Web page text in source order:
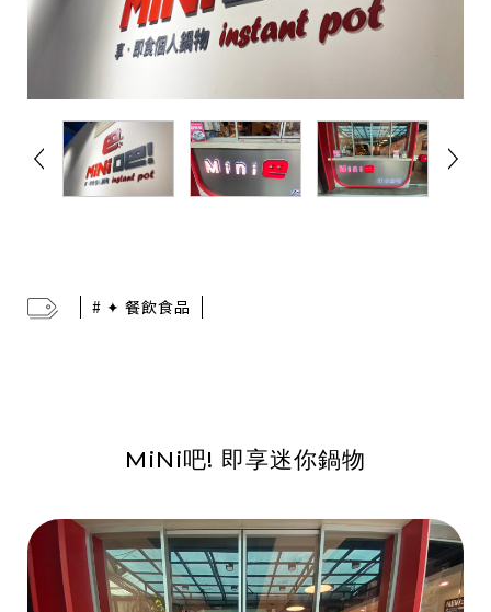
# ✦ 餐飲食品
MiNi吧! 即享迷你鍋物